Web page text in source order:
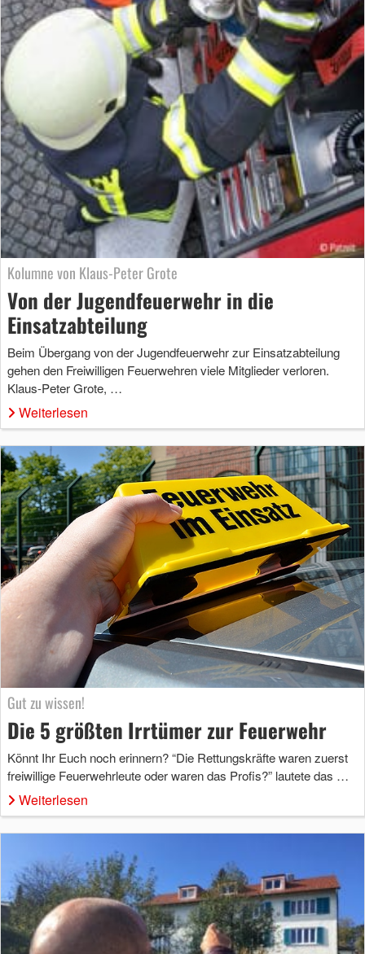
Kolumne von Klaus-Peter Grote
Von der Jugendfeuerwehr in die
Einsatzabteilung
Beim Übergang von der Jugendfeuerwehr zur Einsatzabteilung
gehen den Freiwilligen Feuerwehren viele Mitglieder verloren.
Klaus-Peter Grote, …
Weiterlesen
Gut zu wissen!
Die 5 größten Irrtümer zur Feuerwehr
Könnt Ihr Euch noch erinnern? “Die Rettungskräfte waren zuerst
freiwillige Feuerwehrleute oder waren das Profis?” lautete das …
Weiterlesen